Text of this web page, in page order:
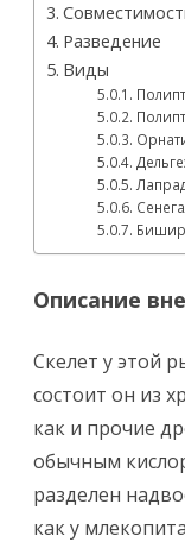
Разведение
Виды
Описание
Скелет у этой
состоит он из
как и прочие
обычным
разделен
как у